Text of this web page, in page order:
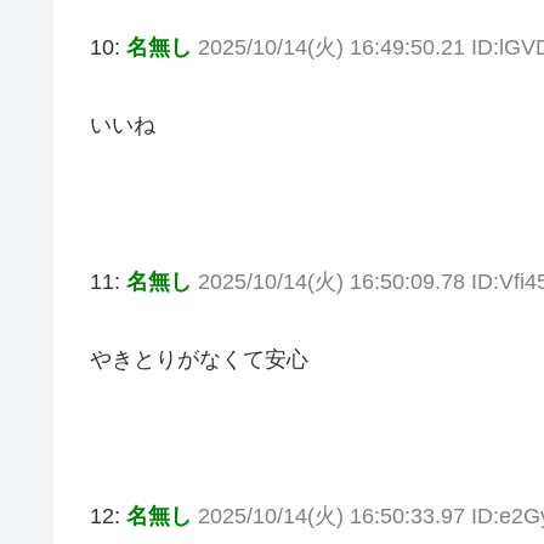
10: 名無し 2025/10/14(火) 16:49:50.21
いいね
11: 名無し 2025/10/14(火) 16:50:09.78
やきとりがなくて安心
12: 名無し 2025/10/14(火) 16:50:33.97